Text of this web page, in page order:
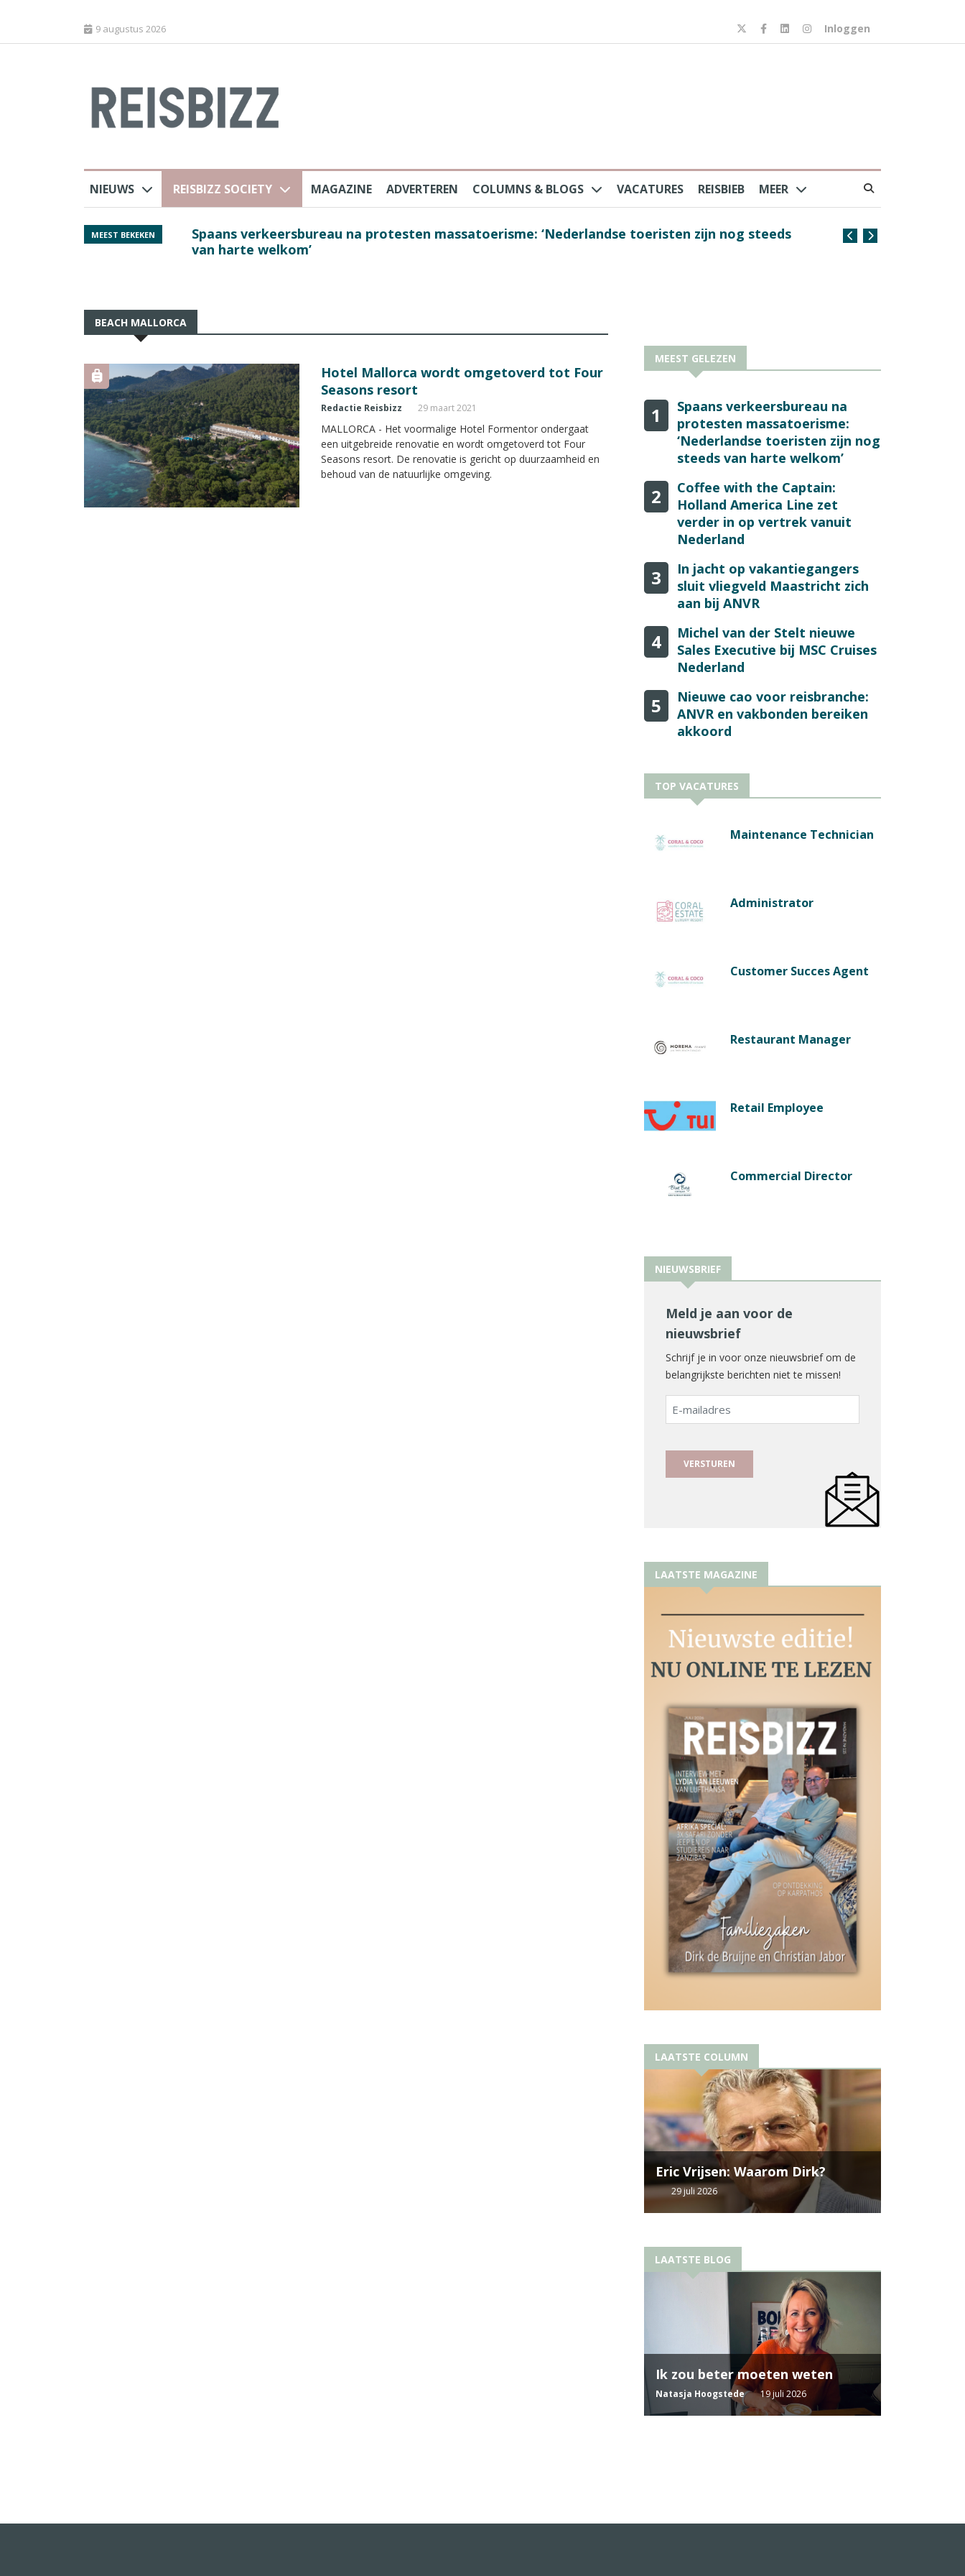
9 augustus 2026 Inloggen
NIEUWS REISBIZZ SOCIETY MAGAZINE ADVERTEREN COLUMNS & BLOGS VACATURES REISBIEB MEER
MEEST BEKEKEN
Spaans verkeersbureau na protesten massatoerisme: ‘Nederlandse toeristen zijn nog steeds
van harte welkom’
Coffee with the
BEACH MALLORCA
Hotel Mallorca wordt omgetoverd tot Four
Seasons resort
Redactie Reisbizz 29 maart 2021
MALLORCA - Het voormalige Hotel Formentor ondergaat
een uitgebreide renovatie en wordt omgetoverd tot Four
Seasons resort. De renovatie is gericht op duurzaamheid en
behoud van de natuurlijke omgeving.
MEEST GELEZEN
1
Spaans verkeersbureau na
protesten massatoerisme:
‘Nederlandse toeristen zijn nog
steeds van harte welkom’
2
Coffee with the Captain:
Holland America Line zet
verder in op vertrek vanuit
Nederland
3
In jacht op vakantiegangers
sluit vliegveld Maastricht zich
aan bij ANVR
4
Michel van der Stelt nieuwe
Sales Executive bij MSC Cruises
Nederland
5
Nieuwe cao voor reisbranche:
ANVR en vakbonden bereiken
akkoord
TOP VACATURES
Maintenance Technician
Administrator
Customer Succes Agent
Restaurant Manager
Retail Employee
Commercial Director
NIEUWSBRIEF
Meld je aan voor de
nieuwsbrief
Schrijf je in voor onze nieuwsbrief om de
belangrijkste berichten niet te missen!
E-
mailadres
LAATSTE MAGAZINE
LAATSTE COLUMN
Eric Vrijsen: Waarom Dirk?
29 juli 2026
LAATSTE BLOG
Ik zou beter moeten weten
Natasja Hoogstede 19 juli 2026